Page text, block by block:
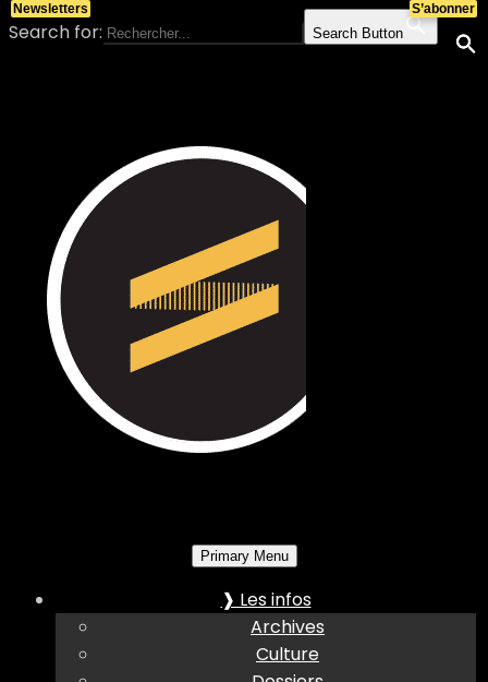
Search for: Search Button
Primary Menu
❱ Les infos
Archives
Culture
S’abonner
Newsletters